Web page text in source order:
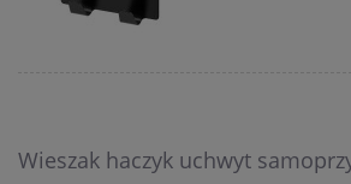
Wieszak haczyk uchwyt